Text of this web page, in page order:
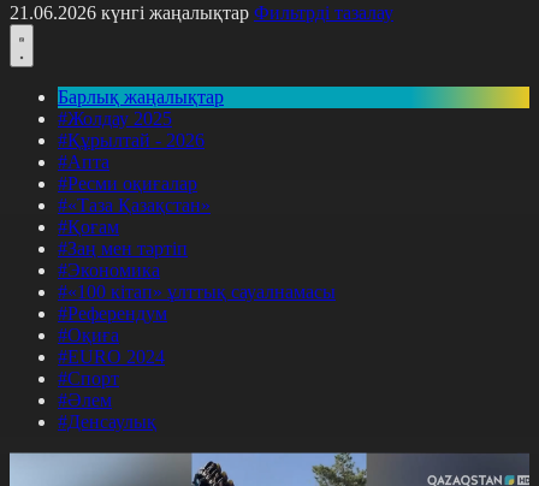
21.06.2026 күнгі жаңалықтар Фильтрді тазалау
Барлық жаңалықтар
#Жолдау 2025
#Құрылтай - 2026
#Апта
#Ресми оқиғалар
#«Таза Қазақстан»
#Қоғам
#Заң мен тәртіп
#Экономика
#«100 кітап» ұлттық сауалнамасы
#Референдум
#Оқиға
#EURO 2024
#Спорт
#Әлем
#Денсаулық